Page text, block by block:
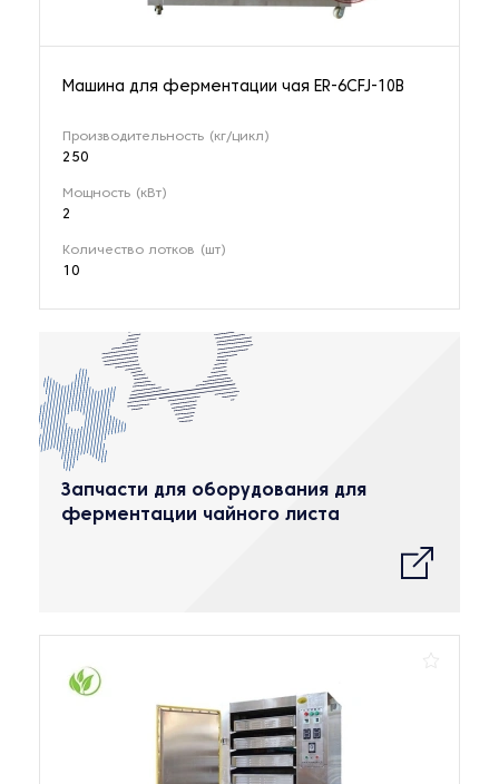
Машина для ферментации чая ER-6CFJ-10B
Производительность (кг/цикл)
250
Мощность (кВт)
2
Количество лотков (шт)
10
Запчасти для оборудования для
ферментации чайного листа